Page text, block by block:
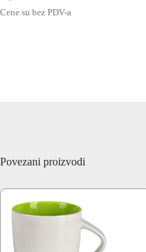
Cene su bez PDV-a
Povezani proizvodi